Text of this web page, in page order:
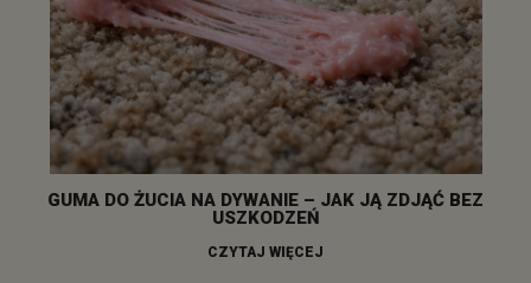
GUMA DO ŻUCIA NA DYWANIE – JAK JĄ ZDJĄĆ BEZ
USZKODZEŃ
CZYTAJ WIĘCEJ